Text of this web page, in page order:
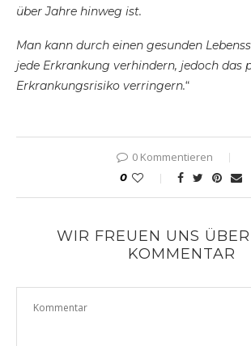
über Jahre hinweg ist.
Man kann durch einen gesunden
jede Erkrankung verhindern, jedoch das
Erkrankungsrisiko verringern.“
0 Kommentieren
0
WIR FREUEN UNS
KOMMENTAR